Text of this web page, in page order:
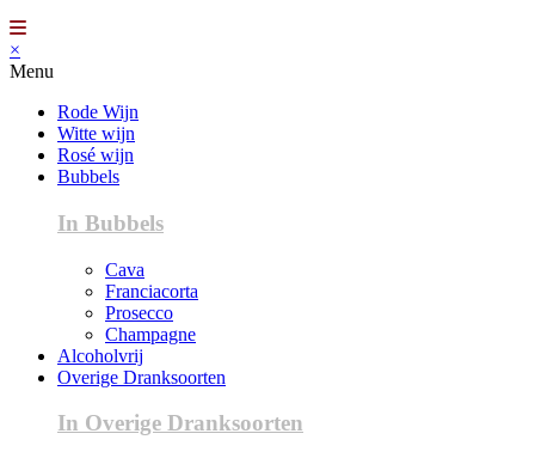
×
Menu
Rode Wijn
Witte wijn
Rosé wijn
Bubbels
In Bubbels
Cava
Franciacorta
Prosecco
Champagne
Alcoholvrij
Overige Dranksoorten
In Overige Dranksoorten